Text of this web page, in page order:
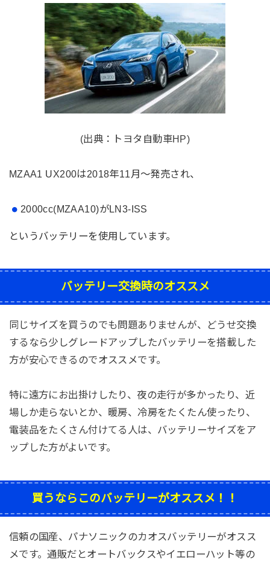
(出典：トヨタ自動車HP)
MZAA1 UX200は2018年11月～発売され、
2000cc(MZAA10)がLN3-ISS
というバッテリーを使用しています。
バッテリー交換時のオススメ
同じサイズを買うのでも問題ありませんが、どうせ交換
するなら少しグレードアップしたバッテリーを搭載した
方が安心できるのでオススメです。
特に遠方にお出掛けしたり、夜の走行が多かったり、近
場しか走らないとか、暖房、冷房をたくたん使ったり、
電装品をたくさん付けてる人は、バッテリーサイズをア
ップした方がよいです。
買うならこのバッテリーがオススメ！！
信頼の国産、パナソニックのカオスバッテリーがオスス
メです。通販だとオートバックスやイエローハット等の